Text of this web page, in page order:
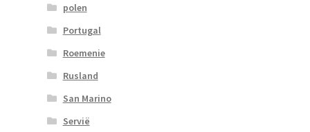
polen
Portugal
Roemenie
Rusland
San Marino
Servië